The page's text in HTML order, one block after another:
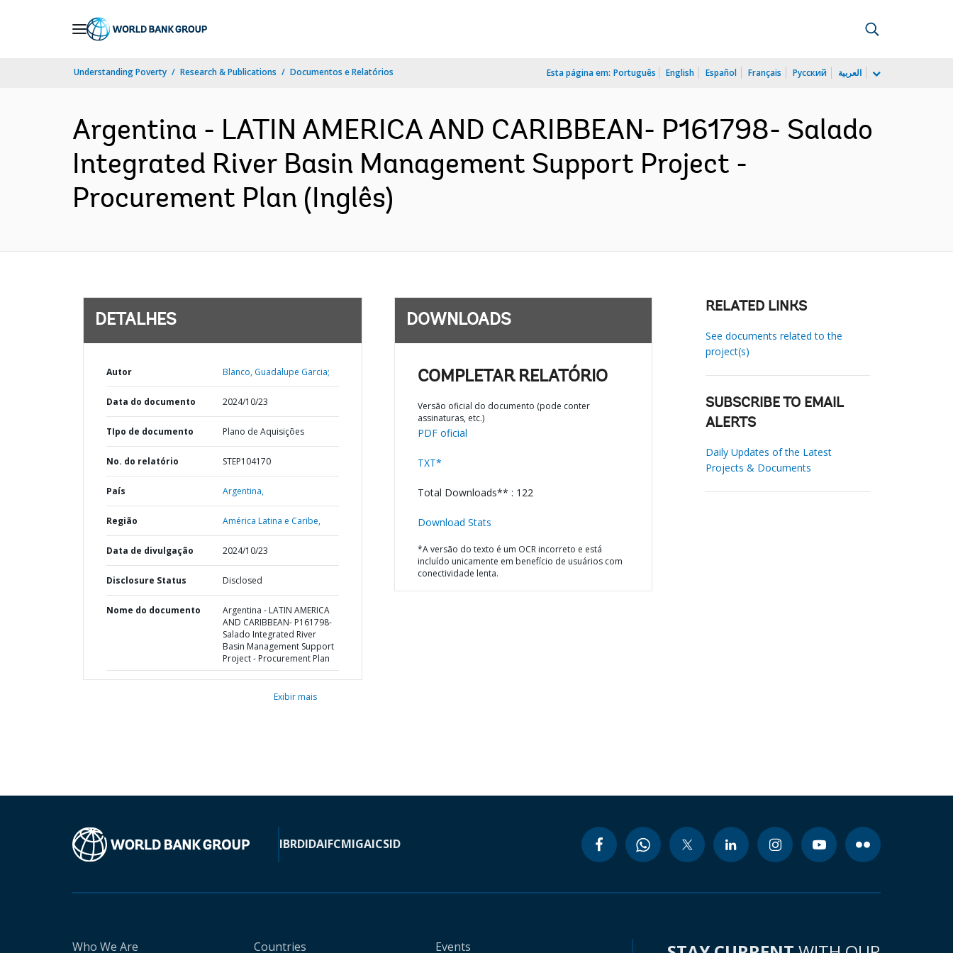
Understanding Poverty Research & Publications Documentos e Relatórios Esta página em: Português English Español Français Русский العربية
Argentina - LATIN AMERICA AND CARIBBEAN- P161798- Salado
Integrated River Basin Management Support Project -
Procurement Plan (Inglês)
DETALHES
Autor Blanco, Guadalupe Garcia;
Data do documento 2024/10/23
TIpo de documento Plano de Aquisições
No. do relatório STEP104170
País Argentina,
Região América Latina e Caribe,
Data de divulgação 2024/10/23
Disclosure Status Disclosed
Nome do documento
Argentina - LATIN AMERICA
AND CARIBBEAN- P161798-
Salado Integrated River
Basin Management Support
Project - Procurement Plan
Exibir mais
DOWNLOADS
COMPLETAR RELATÓRIO
Versão oficial do documento (pode conter
assinaturas, etc.)
PDF oficial
TXT*
Total Downloads** : 122
Download Stats
*A versão do texto é um OCR incorreto e está
incluído unicamente em benefício de usuários com
conectividade lenta.
RELATED LINKS
See documents related to the
project(s)
SUBSCRIBE TO EMAIL
ALERTS
Daily Updates of the Latest
Projects & Documents
IBRDIDAIFCMIGAICSID
Who We Are Countries Events